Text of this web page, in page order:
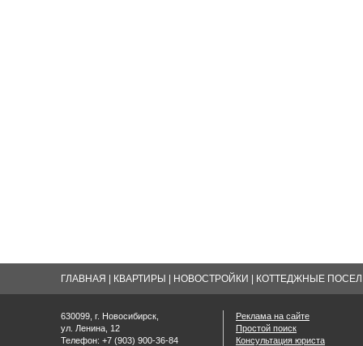
ГЛАВНАЯ КВАРТИРЫ НОВОСТРОЙКИ КОТТЕДЖНЫЕ
630099, г. Новосибирск,
ул. Ленина, 12
Телефон: +7 (903) 900-36-84
Реклама на сайте
Простой поиск
Консультация юриста